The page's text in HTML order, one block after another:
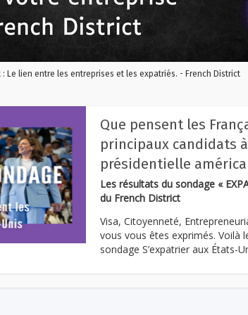
: Le lien entre les entreprises et les expatriés. - French District
Que pensent les
principaux candidats
présidentielle
Les résultats du sondage «
du French District
Visa, Citoyenneté,
vous vous êtes exprimés. Voilà
sondage S’expatrier aux États-